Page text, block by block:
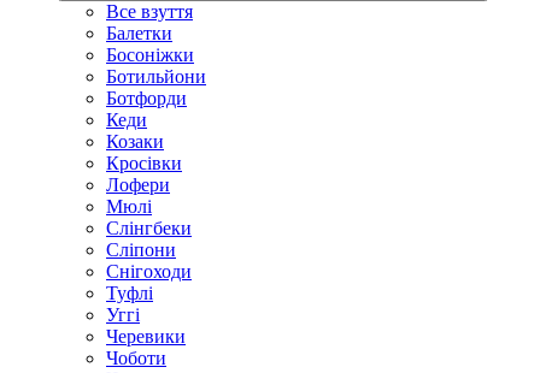
Все взуття
Балетки
Босоніжки
Ботильйони
Ботфорди
Кеди
Козаки
Кросівки
Лофери
Мюлі
Слінгбеки
Сліпони
Снігоходи
Туфлі
Уггі
Черевики
Чоботи